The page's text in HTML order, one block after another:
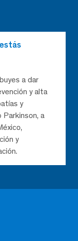
a dar
y alta
y
a
y